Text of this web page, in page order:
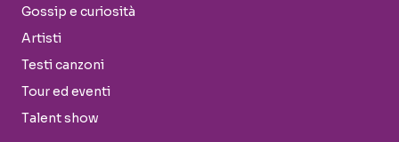
Gossip e curiosità
Artisti
Testi canzoni
Tour ed eventi
Talent show